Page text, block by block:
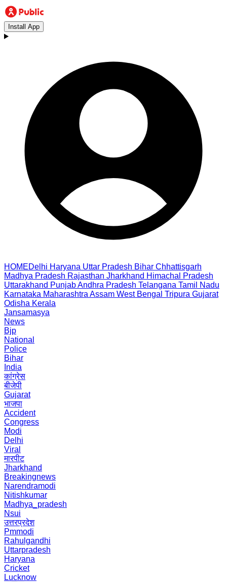
Install App
HOMEDelhi Haryana Uttar Pradesh Bihar Chhattisgarh
Madhya Pradesh Rajasthan Jharkhand Himachal Pradesh
Uttarakhand PunjabAndhra Pradesh Telangana Tamil Nadu
Karnataka Maharashtra Assam West Bengal Tripura Gujarat
Odisha Kerala
Jansamasya
News
Bjp
National
Police
Bihar
India
कांग्रेस
बीजेपी
Gujarat
भाजपा
Accident
Congress
Modi
Delhi
Viral
मारपीट
Jharkhand
Breakingnews
Narendramodi
Nitishkumar
Madhya_pradesh
Nsui
उत्तरप्रदेश
Pmmodi
Rahulgandhi
Uttarpradesh
Haryana
Cricket
Lucknow